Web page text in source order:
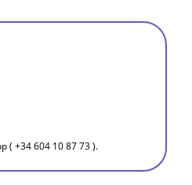
( +34 604 10 87 73 ).